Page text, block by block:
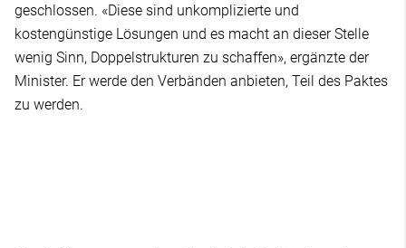
geschlossen. «Diese sind unkomplizierte und
kostengünstige Lösungen und es macht an dieser Stelle
wenig Sinn, Doppelstrukturen zu schaffen», ergänzte der
Minister. Er werde den Verbänden anbieten, Teil des Paktes
zu werden.